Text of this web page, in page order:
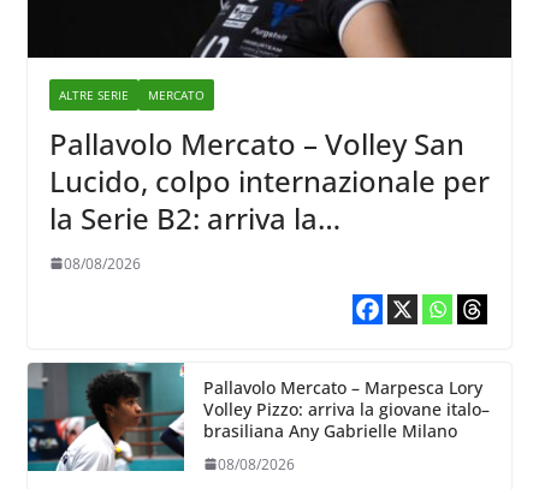
ALTRE SERIE MERCATO
Pallavolo Mercato – Volley San
Lucido, colpo internazionale per
la Serie B2: arriva la
schiacciatrice lettone Kristine
08/08/2026
Pallavolo Mercato – Marpesca Lory
Volley Pizzo: arriva la giovane italo–
brasiliana Any Gabrielle Milano
08/08/2026